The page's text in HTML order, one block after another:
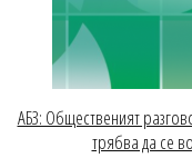
АБЗ: Общественият
трябва да се